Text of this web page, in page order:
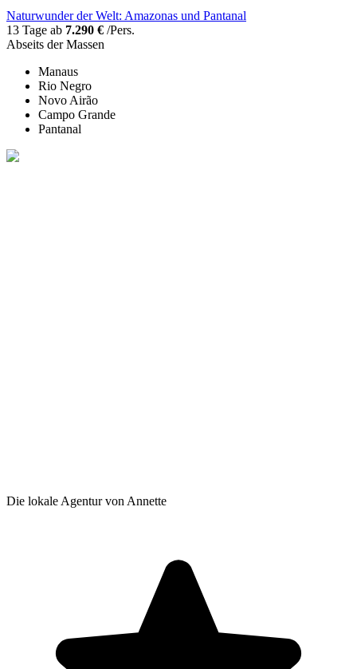
Naturwunder der Welt: Amazonas und Pantanal
13 Tage ab 7.290 € /Pers.
Abseits der Massen
Manaus
Rio Negro
Novo Airão
Campo Grande
Pantanal
Die lokale Agentur von Annette